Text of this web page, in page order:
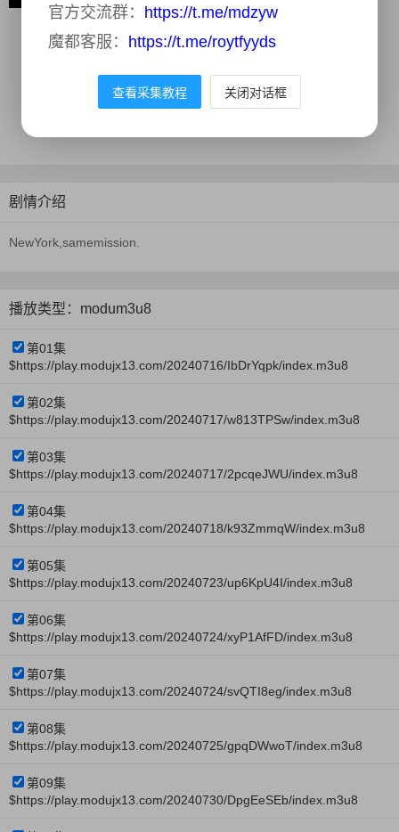
丝沃斯,诺希尔·达拉尔,Nobi Nakanishi,Mia
Korf
类型：喜剧,动作,科幻,动画,奇幻,冒险
年份：2024
地区：美国
剧情介绍
NewYork,samemission.
播放类型：modum3u8
第01集
$https://play.modujx13.com/20240716/IbDrYqpk/index.m3u8
第02集
$https://play.modujx13.com/20240717/w813TPSw/index.m3u8
第03集
$https://play.modujx13.com/20240717/2pcqeJWU/index.m3u8
第04集
$https://play.modujx13.com/20240718/k93ZmmqW/index.m3u8
第05集
$https://play.modujx13.com/20240723/up6KpU4I/index.m3u8
第06集
$https://play.modujx13.com/20240724/xyP1AfFD/index.m3u8
第07集
$https://play.modujx13.com/20240724/svQTI8eg/index.m3u8
第08集
$https://play.modujx13.com/20240725/gpqDWwoT/index.m3u8
第09集
$https://play.modujx13.com/20240730/DpgEeSEb/index.m3u8
官方交流群： https://t.me/mdzyw
魔都客服： https://t.me/roytfyyds
查看采集教程 关闭对话框